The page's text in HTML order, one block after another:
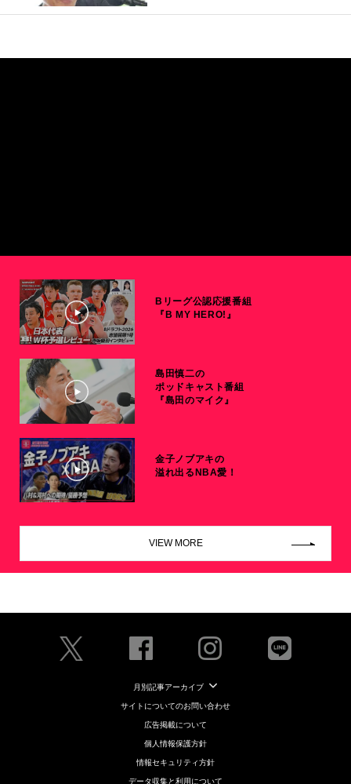
Bリーグ公認応援番組
『B MY HERO!』
島田慎二の
ポッドキャスト番組
『島田のマイク』
金子ノブアキの
溢れ出るNBA愛！
VIEW MORE
月別記事アーカイブ
サイトについてのお問い合わせ
広告掲載について
個人情報保護方針
情報セキュリティ方針
データ収集と利用について